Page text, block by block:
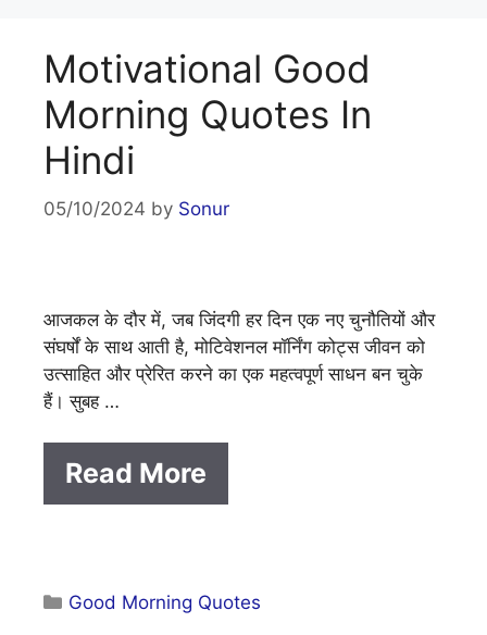
Motivational Good
Morning Quotes In
Hindi
05/10/2024 by Sonur
आजकल के दौर में, जब जिंदगी हर दिन एक नए चुनौतियों और
संघर्षों के साथ आती है, मोटिवेशनल मॉर्निंग कोट्स जीवन को
उत्साहित और प्रेरित करने का एक महत्वपूर्ण साधन बन चुके
हैं। सुबह …
Read More
Categories
Good Morning Quotes